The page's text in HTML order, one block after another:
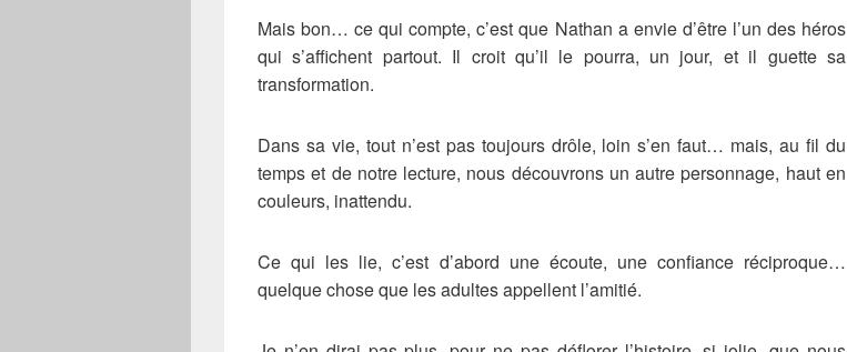
Mais bon… ce qui compte, c’est que Nathan a envie d’être l’un des héros
qui s’affichent partout. Il croit qu’il le pourra, un jour, et il guette sa
transformation.
Dans sa vie, tout n’est pas toujours drôle, loin s’en faut… mais, au fil du
temps et de notre lecture, nous découvrons un autre personnage, haut en
couleurs, inattendu.
Ce qui les lie, c’est d’abord une écoute, une confiance réciproque…
quelque chose que les adultes appellent l’amitié.